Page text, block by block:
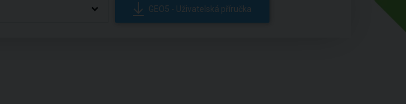
GEO5 - Uživatelská příručka